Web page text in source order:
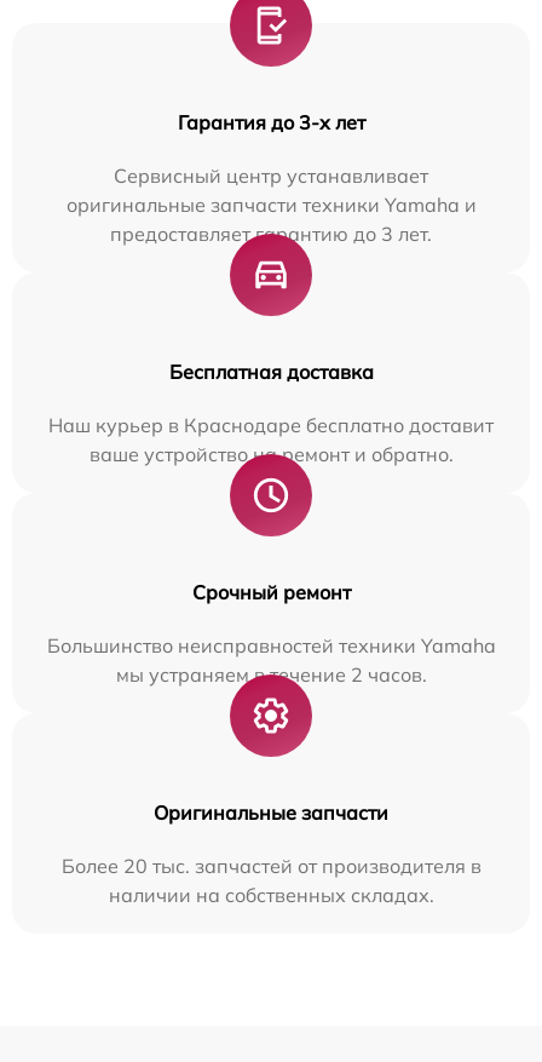
Гарантия до 3-х лет
Сервисный центр устанавливает
оригинальные запчасти техники Yamaha и
предоставляет гарантию до 3 лет.
Бесплатная доставка
Наш курьер в Краснодаре бесплатно доставит
ваше устройство на ремонт и обратно.
Срочный ремонт
Большинство неисправностей техники Yamaha
мы устраняем в течение 2 часов.
Оригинальные запчасти
Более 20 тыс. запчастей от производителя в
наличии на собственных складах.